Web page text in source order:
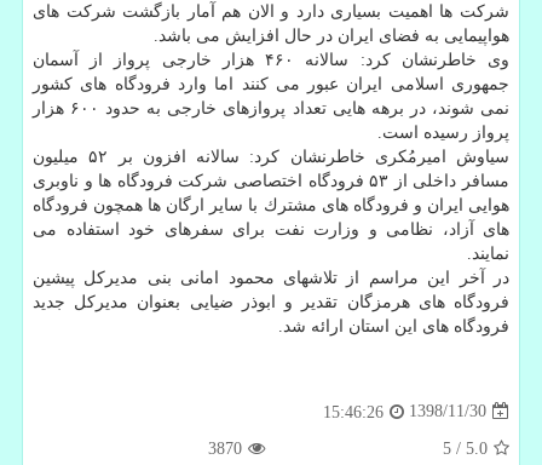
شركت ها اهمیت بسیاری دارد و الان هم آمار بازگشت شركت های
هواپیمایی به فضای ایران در حال افزایش می باشد.
وی خاطرنشان كرد: سالانه ۴۶۰ هزار خارجی پرواز از آسمان
جمهوری اسلامی ایران عبور می كنند اما وارد فرودگاه های كشور
نمی شوند، در برهه هایی تعداد پروازهای خارجی به حدود ۶۰۰ هزار
پرواز رسیده است.
سیاوش امیرمُكری خاطرنشان كرد: سالانه افزون بر ۵۲ میلیون
مسافر داخلی از ۵۳ فرودگاه اختصاصی شركت فرودگاه ها و ناوبری
هوایی ایران و فرودگاه های مشترك با سایر ارگان ها همچون فرودگاه
های آزاد، نظامی و وزارت نفت برای سفرهای خود استفاده می
نمایند.
در آخر این مراسم از تلاشهای محمود امانی بنی مدیركل پیشین
فرودگاه های هرمزگان تقدیر و ابوذر ضیایی بعنوان مدیركل جدید
فرودگاه های این استان ارائه شد.
1398/11/30
15:46:26
5.0
/
5
3870